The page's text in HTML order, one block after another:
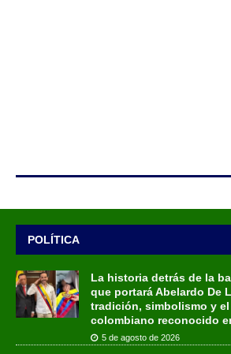
POLÍTICA
La historia detrás de la
que portará Abelardo De
tradición, simbolismo y
colombiano reconocido
5 de agosto de 2026